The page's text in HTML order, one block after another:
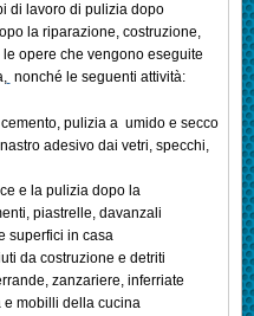
di lavoro di pulizia dopo
la riparazione, costruzione,
opere che vengono eseguite
nonché le seguenti attività:
pulizia a umido e secco
adesivo dai vetri, specchi,
e la pulizia dopo la
piastrelle, davanzali
superfici in casa
da costruzione e detriti
zanzariere, inferriate
mobilli della cucina